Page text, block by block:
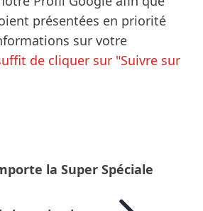
présentées en priorité
sur votre
de cliquer sur "Suivre sur
la Super Spéciale